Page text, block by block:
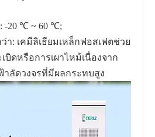
20 ℃ ~ 60 ℃;
: เคมีลิเธียมเหล็กฟอสเฟตช่วย
บิดหรือการเผาไหม้เนื่องจาก
าลัดวงจรที่มีผลกระทบสูง